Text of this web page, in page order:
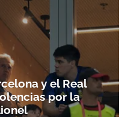
y el Real
por la